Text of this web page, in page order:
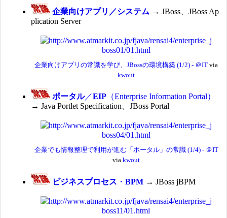
企業向けアプリ／システム → JBoss、JBoss Ap
plication Server
企業向けアプリの常識を学び、JBossの環境構築 (1/2) - ＠IT via
kwout
ポータル／EIP （Enterprise Information Portal）
→ Java Portlet Specification、JBoss Portal
企業でも情報整理で利用が進む「ポータル」の常識 (1/4) - ＠IT
via kwout
ビジネスプロセス ・ BPM → JBoss jBPM